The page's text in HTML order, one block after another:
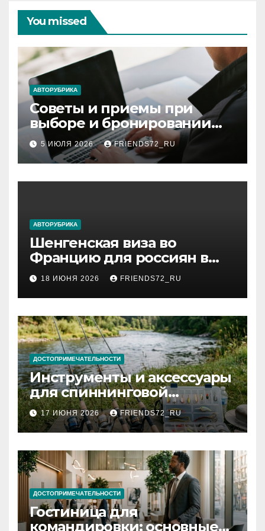
You missed
АВТОРУБРИКА
Советы и приемы при
выборе и бронировании
авиабилетов
5 ИЮЛЯ 2026 FRIENDS72_RU
АВТОРУБРИКА
Шенгенская виза во
Францию для россиян в
2026 году: сроки от 3 дней
и список необходимых
документов
18 ИЮНЯ 2026 FRIENDS72_RU
ДОСТОПРИМЕЧАТЕЛЬНОСТИ
Инструменты и аксессуары
для спиннинговой
рыбалки: назначение и
типы
17 ИЮНЯ 2026 FRIENDS72_RU
ДОСТОПРИМЕЧАТЕЛЬНОСТИ
Гостиница для
командировки: основные